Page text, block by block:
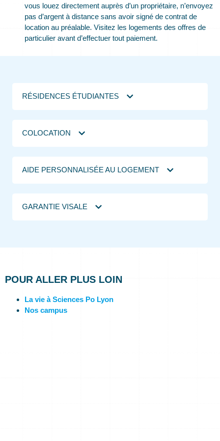
vous louez directement auprès d’un propriétaire, n’envoyez
pas d’argent à distance sans avoir signé de contrat de
location au préalable. Visitez les logements des offres de
particulier avant d’effectuer tout paiement.
RÉSIDENCES ÉTUDIANTES
COLOCATION
AIDE PERSONNALISÉE AU LOGEMENT
GARANTIE VISALE
POUR ALLER PLUS LOIN
La vie à Sciences Po Lyon
Nos campus